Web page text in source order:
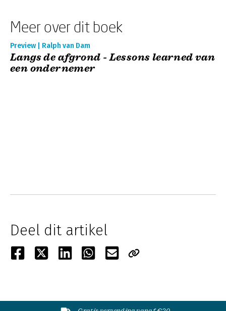
Meer over dit boek
Preview | Ralph van Dam
Langs de afgrond - Lessons learned van
een ondernemer
Deel dit artikel